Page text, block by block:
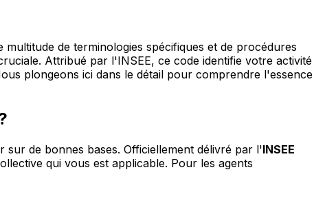
de terminologies spécifiques et de procédures
Attribué par l'INSEE, ce code identifie votre activité
plongeons ici dans le détail pour comprendre l'essence
de bonnes bases. Officiellement délivré par l'INSEE
qui vous est applicable. Pour les agents